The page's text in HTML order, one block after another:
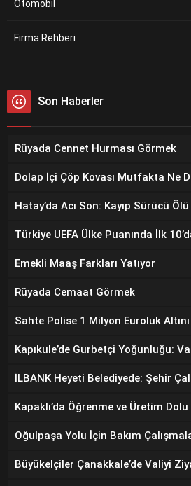
Otomobil
Firma Rehberi
Son Haberler
Rüyada Cennet Hurması Görmek
Dolap İçi Çöp Kovası Mutfakta Ne
Hatay’da Acı Son: Kayıp Sürücü
Türkiye UEFA Ülke Puanında İlk
Emekli Maaş Farkları Yatıyor
Rüyada Cemaat Görmek
Sahte Polise 1 Milyon Euroluk Altını
Kapıkule’de Gurbetçi Yoğunluğu:
İLBANK Heyeti Belediyede: Şehir
Kapaklı’da Öğrenme ve Üretim
Oğulpaşa Yolu İçin Bakım
Büyükelçiler Çanakkale’de Valiyi